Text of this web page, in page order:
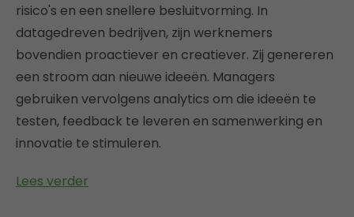
risico's en een snellere besluitvorming. In
datagedreven bedrijven, zijn werknemers
bovendien proactiever en creatiever. Zij genereren
een stroom aan nieuwe ideeën. Managers
gebruiken vervolgens analytics om die ideeën te
testen, feedback te leveren en samenwerking en
innovatie te stimuleren.
Lees verder